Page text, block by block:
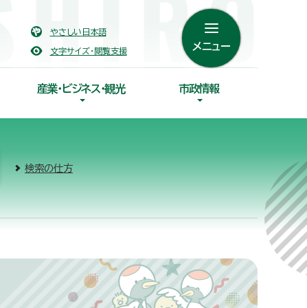
やさしい日本語
文字サイズ・閲覧支援 メニュー
産業・ビジネス・観光 市政情報
検索の仕方